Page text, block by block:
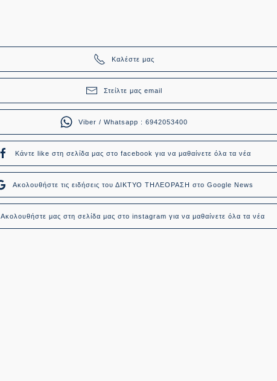
Καλέστε μας
Στείλτε μας email
Viber / Whatsapp : 6942053400
Κάντε like στη σελίδα μας στο facebook για να μαθαίνετε όλα τα νέα
Ακολουθήστε τις ειδήσεις του ΔΙΚΤΥΟ ΤΗΛΕΟΡΑΣΗ στο Google News
Ακολουθήστε μας στη σελίδα μας στο instagram για να μαθαίνετε όλα τα νέα